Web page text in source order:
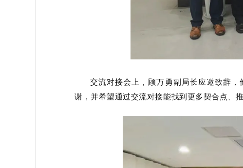
交流对接会上，顾万勇副局长应邀致辞
谢，并希望通过交流对接能找到更多契合点、推